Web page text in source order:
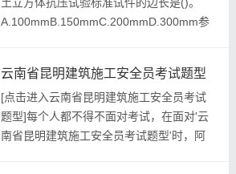
防脱槽装置正确答案:查看最佳答案更多最
新建筑...
A.100mmB.150mmC.200mmD.300mm参
A.10B.15C.20D.25参考答案:查看最佳答案
更多最新建筑行业考试题库--广东广州安全
b证答题请关注上面的微.信....
云南省昆明建筑施工安全员考试题型
[点击进入云南省昆明建筑施工安全员考试
题型]每个人都不得不面对考试，在面对'云
南省昆明建筑施工安全员考试题型'时，阿